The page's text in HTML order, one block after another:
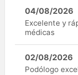
04/08/2026
Excelente y
médicas
02/08/2026
Podólogo